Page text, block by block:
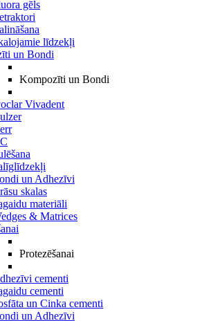
gēls
līdzekļi
un Bondi
Kompozīti un Bondi
Vivadent
un Adhezīvi
skalas
materiāli
& Matrices
Protezēšanai
cementi
cementi
un Cinka cementi
un Adhezīvi